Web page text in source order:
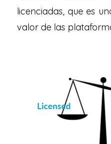
licenciadas, que es
valor de las